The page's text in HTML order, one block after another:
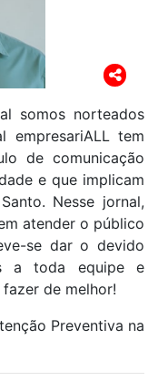
somos norteados
empresariALL tem
de comunicação
e que implicam
Nesse jornal,
atender o público
se dar o devido
a toda equipe e
de melhor!
Preventiva na